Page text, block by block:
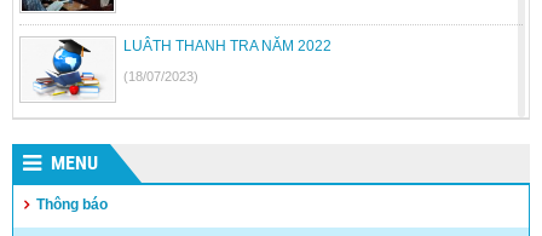
LUÂTH THANH TRA NĂM 2022
(18/07/2023)
(26/06/2023)
Quyết định công khai quyết toán thu chi NSNN năm 2022
MENU
Thông báo